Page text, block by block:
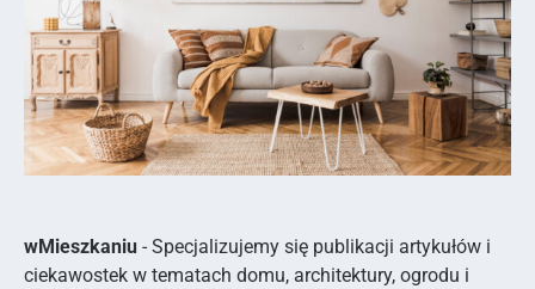
wMieszkaniu - Specjalizujemy się publikacji artykułów i
ciekawostek w tematach domu, architektury, ogrodu i